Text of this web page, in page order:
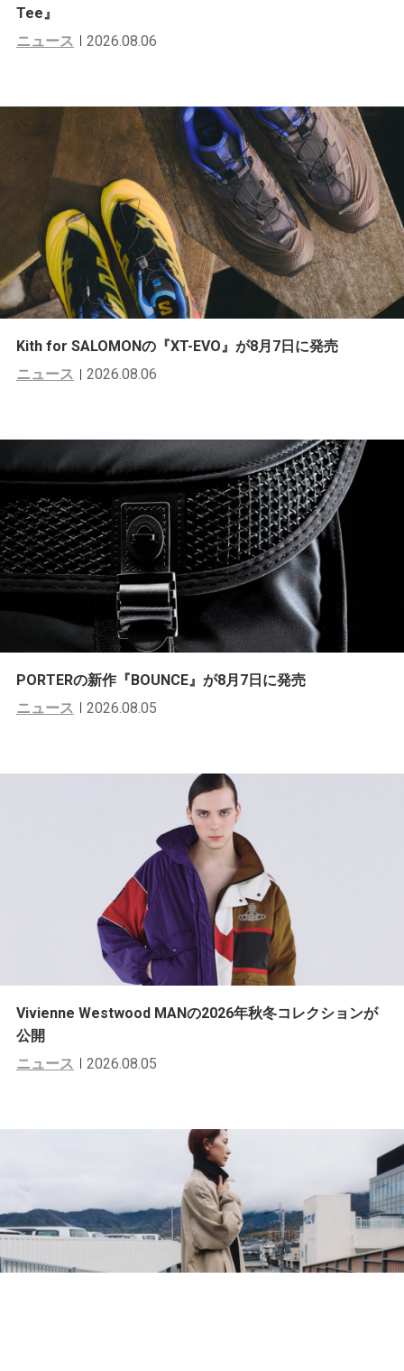
Tee』
ニュース
2026.08.06
Kith for SALOMONの『XT-EVO』が8月7日に発売
ニュース
2026.08.06
PORTERの新作『BOUNCE』が8月7日に発売
ニュース
2026.08.05
Vivienne Westwood MANの2026年秋冬コレクションが
公開
ニュース
2026.08.05